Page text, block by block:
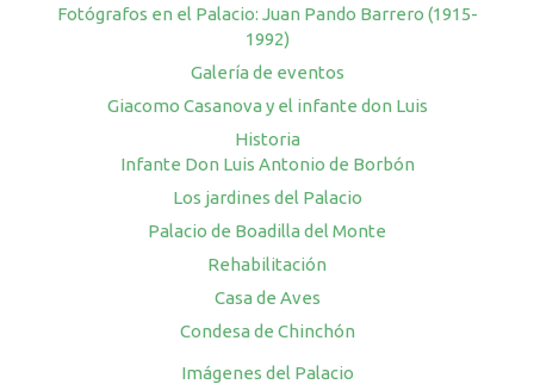
Fotógrafos en el Palacio: Juan Pando Barrero (1915-
1992)
Galería de eventos
Giacomo Casanova y el infante don Luis
Historia
Infante Don Luis Antonio de Borbón
Los jardines del Palacio
Palacio de Boadilla del Monte
Rehabilitación
Casa de Aves
Condesa de Chinchón
Imágenes del Palacio